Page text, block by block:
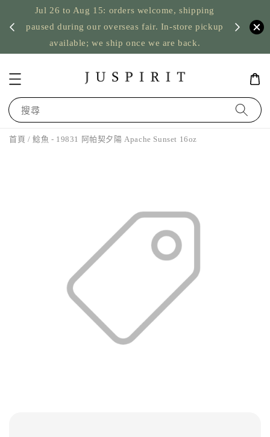
Jul 26 to Aug 15: orders welcome, shipping
paused during our overseas fair. In-store pickup
available; we ship once we are back.
US
搜尋
首頁 / 鯰魚 - 19831 阿帕契夕陽 Apache Sunset 16oz